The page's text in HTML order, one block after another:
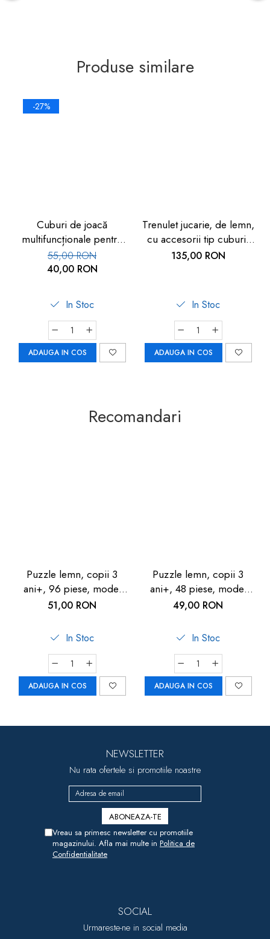
Produse similare
-27%
Cuburi de joacă
multifuncționale pentru
copii – set 2 bucăți, 24 ×
24 cm
55,00 RON
40,00 RON
In Stoc
ADAUGA IN COS
Trenulet jucarie, de lemn,
cu accesorii tip cuburi,
18 piese, 2 ani+, Goki
135,00 RON
In Stoc
ADAUGA IN COS
Recomandari
Puzzle lemn, copii 3
ani+, 96 piese, model
jungla cu animale, Goki -
51,00 RON
In Stoc
ADAUGA IN COS
Puzzle lemn, copii 3
ani+, 48 piese, model
Unicorn, Goki - Joc de
49,00 RON
In Stoc
ADAUGA IN COS
NEWSLETTER
Nu rata ofertele si promotiile noastre
Vreau sa primesc newsletter cu promotiile
magazinului. Afla mai multe in Politica de
Confidentialitate
SOCIAL
Urmareste-ne in social media